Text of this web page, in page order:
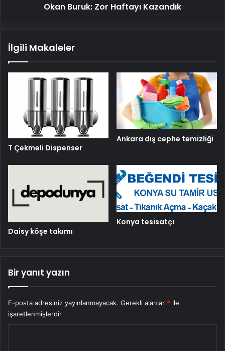
Okan Buruk: Zor Haftayı Kazandık
İlgili Makaleler
T Çekmeli Dispenser
Ankara dış cephe temizliği
Daisy köşe takımı
Konya tesisatçı
Bir yanıt yazın
E-posta adresiniz yayınlanmayacak. Gerekli alanlar * ile
işaretlenmişlerdir